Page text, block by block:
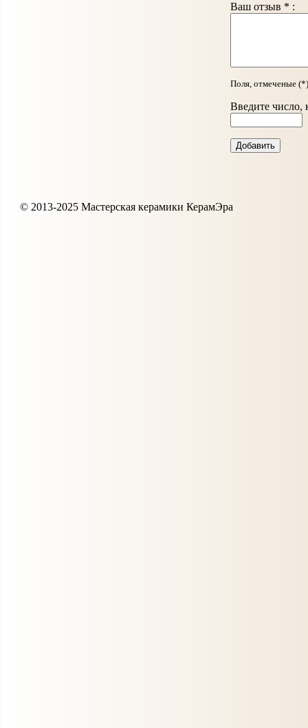
Ваш отзыв * :
Поля, отмеченые
Введите число,
© 2013-2025 Мастерская керамики КерамЭра